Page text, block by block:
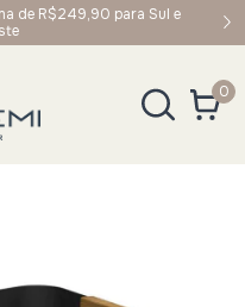
usando o cupom:
0